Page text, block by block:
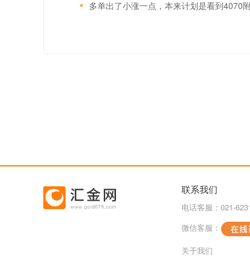
联系我们
电话客服：021-
微信客服：
关于我们